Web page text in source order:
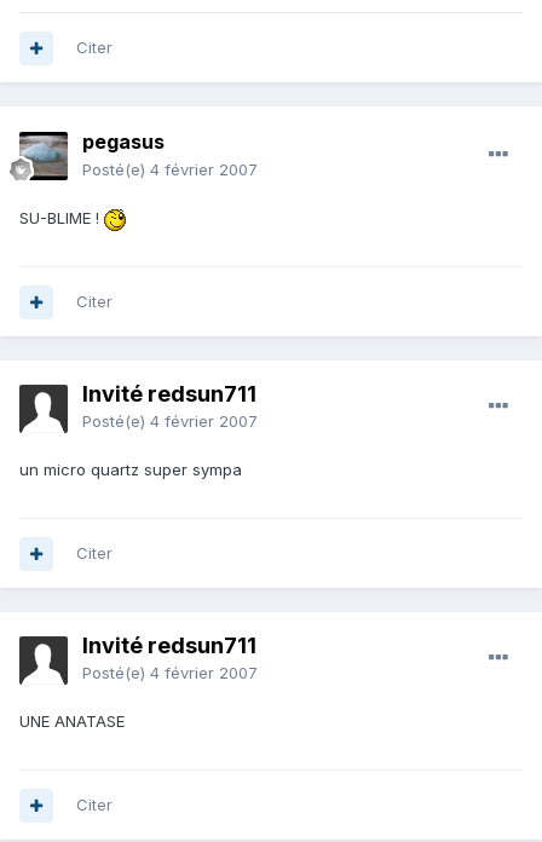
Citer
pegasus
Posté(e) 4 février 2007
SU-BLIME !
Citer
Invité redsun711
Posté(e) 4 février 2007
un micro quartz super sympa
Citer
Invité redsun711
Posté(e) 4 février 2007
UNE ANATASE
Citer